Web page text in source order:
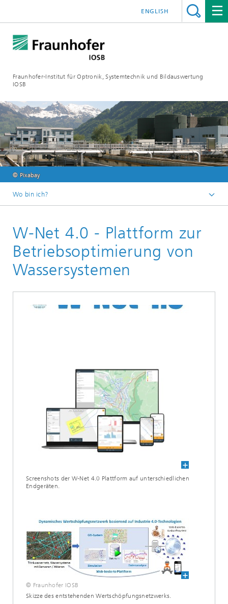
Fraunhofer-Institut für Optronik, Systemtechnik und Bildauswertung
IOSB
ENGLISH
© Pixabay
Wo bin ich?
Projekte und Produkte
W-Net 4.0 - Plattform zur
Betriebsoptimierung von
Wassersystemen
Screenshots der W-Net 4.0 Plattform auf unterschiedlichen
Endgeräten.
© Fraunhofer IOSB
Skizze des entstehenden Wertschöpfungsnetzwerks.